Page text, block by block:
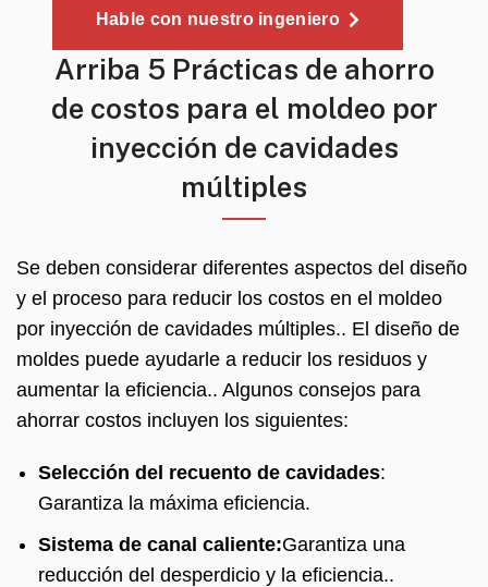
Hable con nuestro ingeniero
Arriba 5 Prácticas de ahorro
de costos para el moldeo por
inyección de cavidades
múltiples
Se deben considerar diferentes aspectos del diseño
y el proceso para reducir los costos en el moldeo
por inyección de cavidades múltiples.. El diseño de
moldes puede ayudarle a reducir los residuos y
aumentar la eficiencia.. Algunos consejos para
ahorrar costos incluyen los siguientes:
Selección del recuento de cavidades:
Garantiza la máxima eficiencia.
Sistema de canal caliente:Garantiza una
reducción del desperdicio y la eficiencia..